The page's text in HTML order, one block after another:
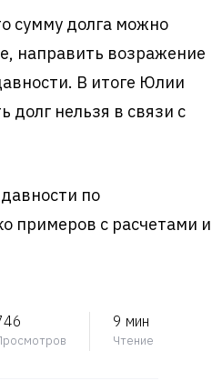
сумму долга можно
направить возражение
В итоге Юлии
долг нельзя в связи с
по
примеров с расчетами и
9 мин
Чтение